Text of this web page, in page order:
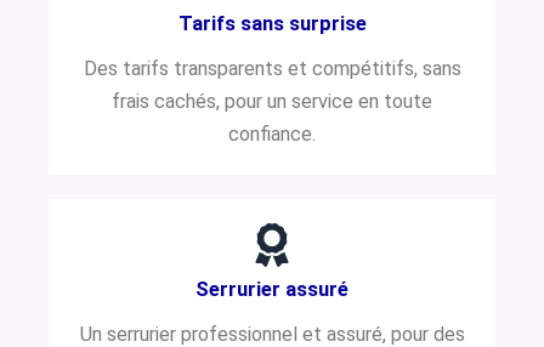
Tarifs sans surprise
Des tarifs transparents et compétitifs, sans
frais cachés, pour un service en toute
confiance.
Serrurier assuré
Un serrurier professionnel et assuré, pour des